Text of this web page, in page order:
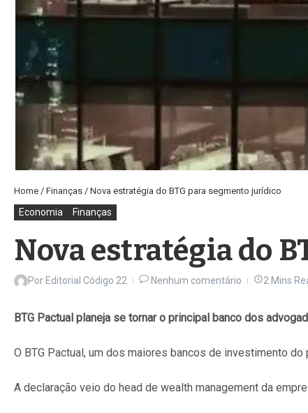
Home / Finanças / Nova estratégia do BTG para segmento jurídico
Economia Finanças
Nova estratégia do
Por Editorial Código 22 Nenhum comentário 2 Mins
BTG Pactual planeja se tornar o principal banco dos
O BTG Pactual, um dos maiores bancos de investimento
A declaração veio do head de wealth management da